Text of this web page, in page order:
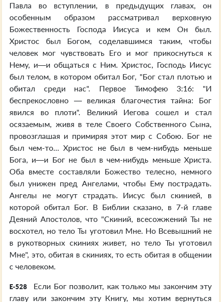
Павла во вступлении, в предыдущих главах, он
особенным образом рассматривал верховную
Божественность Господа Иисуса и кем Он был.
Христос был Богом, соделавшимся таким, чтобы
человек мог чувствовать Его и мог прикоснуться к
Нему, и—и общаться с Ним. Христос, Господь Иисус
был телом, в котором обитал Бог, "Бог стал плотью и
обитал среди нас". Первое Тимофею 3:16: "И
беспрекословно — великая благочестия тайна: Бог
явился во плоти". Великий Иегова сошел и стал
осязаемым, живя в теле Своего Собственного Сына,
провозглашая и примиряя этот мир с Собою. Бог не
был чем-то... Христос не был в чем-нибудь меньше
Бога, и—и Бог не был в чем-нибудь меньше Христа.
Оба вместе составляли Божество телесно, немного
был унижен пред Ангелами, чтобы Ему пострадать.
Ангелы не могут страдать. Иисус был скинией, в
которой обитал Бог. В Библии сказано, в 7-й главе
Деяний Апостолов, что "Скиний, всесожжений Ты не
восхотел, но тело Ты уготовил Мне. Но Всевышний не
в рукотворных скиниях живет, но тело Ты уготовил
Мне", это, обитая в скиниях, то есть обитая в общении
с человеком.
E-528
Если Бог позволит, как только мы закончим эту
главу или закончим эту Книгу, мы хотим вернуться